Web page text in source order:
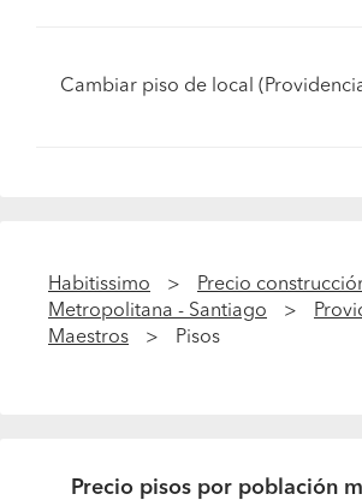
Cambiar piso de local
Habitissimo Precio
Metropolitana - Santiago
Maestros
Pisos
Precio pisos por población